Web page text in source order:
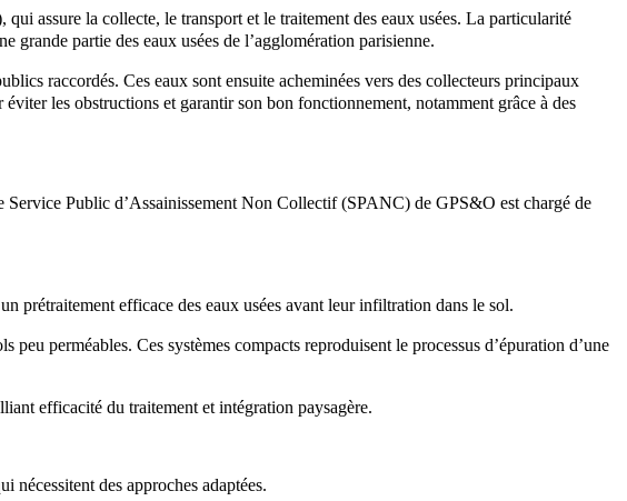
assure la collecte, le transport et le traitement des eaux usées. La particularité
grande partie des eaux usées de l’agglomération parisienne.
raccordés. Ces eaux sont ensuite acheminées vers des collecteurs principaux
les obstructions et garantir son bon fonctionnement, notamment grâce à des
Public d’Assainissement Non Collectif (SPANC) de GPS&O est chargé de
prétraitement efficace des eaux usées avant leur infiltration dans le sol.
perméables. Ces systèmes compacts reproduisent le processus d’épuration d’une
efficacité du traitement et intégration paysagère.
nécessitent des approches adaptées.